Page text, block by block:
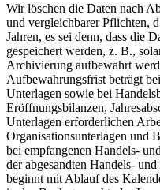
Wir löschen die Daten nach
und vergleichbarer Pflichten,
Jahren, es sei denn, dass die
gespeichert werden, z. B.,
Archivierung aufbewahrt
Aufbewahrungsfrist beträgt
Unterlagen sowie bei
Eröffnungsbilanzen,
Unterlagen erforderlichen
Organisationsunterlagen und
bei empfangenen Handels-
der abgesandten Handels-
beginnt mit Ablauf des